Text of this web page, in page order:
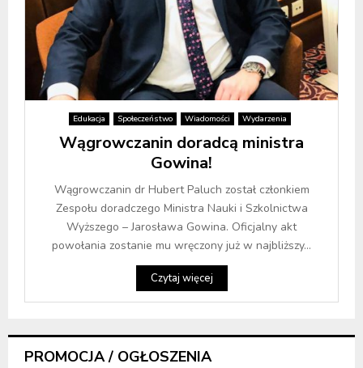
Edukacja Społeczeństwo Wiadomości Wydarzenia
Wągrowczanin doradcą ministra
Gowina!
Wągrowczanin dr Hubert Paluch został członkiem
Zespołu doradczego Ministra Nauki i Szkolnictwa
Wyższego – Jarosława Gowina. Oficjalny akt
powołania zostanie mu wręczony już w najbliższy...
Czytaj więcej
PROMOCJA / OGŁOSZENIA